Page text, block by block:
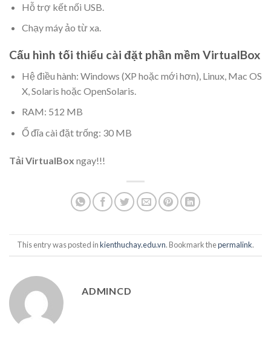
Hỗ trợ kết nối USB.
Chạy máy ảo từ xa.
Cấu hình tối thiểu cài đặt phần mềm VirtualBox
Hệ điều hành: Windows (XP hoặc mới hơn), Linux, Mac OS
X, Solaris hoặc OpenSolaris.
RAM: 512 MB
Ổ đĩa cài đặt trống: 30 MB
Tải VirtualBox ngay!!!
This entry was posted inkienthuchay.edu.vn. Bookmark thepermalink.
ADMINCD